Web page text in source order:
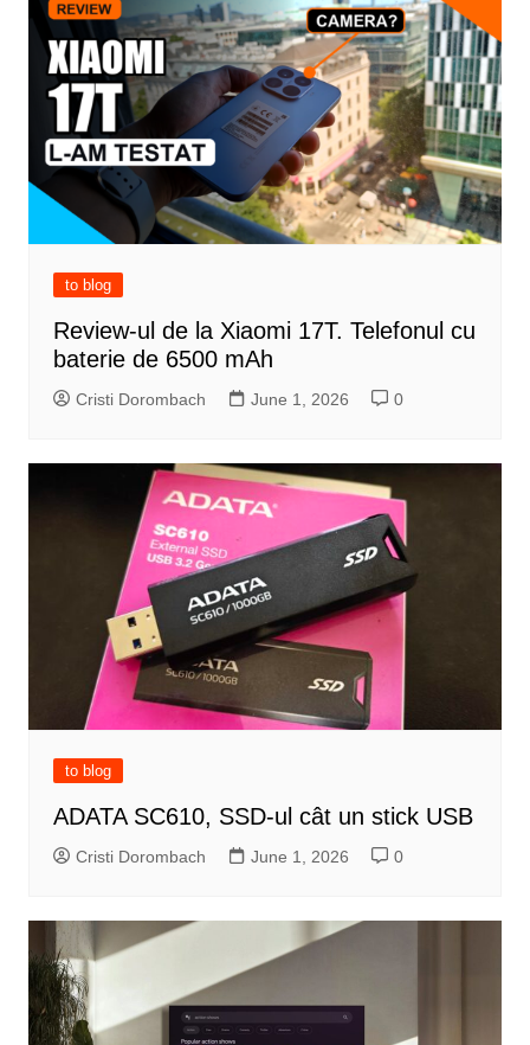
to blog
Review-ul de la Xiaomi 17T. Telefonul cu
baterie de 6500 mAh
Cristi Dorombach June 1, 2026 0
to blog
ADATA SC610, SSD-ul cât un stick USB
Cristi Dorombach June 1, 2026 0